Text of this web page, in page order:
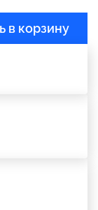
в корзину